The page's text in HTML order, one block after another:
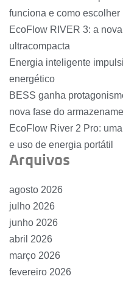
funciona e como escolher
EcoFlow RIVER 3: a
ultracompacta
Energia inteligente
energético
BESS ganha
nova fase do
EcoFlow River 2 Pro:
e uso de energia portátil
Arquivos
agosto 2026
julho 2026
junho 2026
abril 2026
março 2026
fevereiro 2026